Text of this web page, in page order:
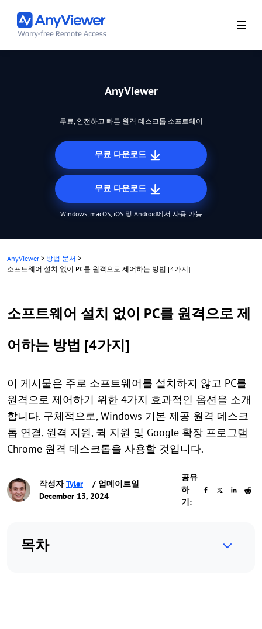
AnyViewer
무료, 안전하고 빠른 원격 데스크톱 소프트웨어
무료 다운로드
무료 다운로드
Windows, macOS, iOS 및 Android에서 사용 가능
AnyViewer > 방법 문서 >
소프트웨어 설치 없이 PC를 원격으로 제어하는 방법 [4가지]
소프트웨어 설치 없이 PC를 원격으로 제
어하는 방법 [4가지]
이 게시물은 주로 소프트웨어를 설치하지 않고 PC를
원격으로 제어하기 위한 4가지 효과적인 옵션을 소개
합니다. 구체적으로, Windows 기본 제공 원격 데스크
톱 연결, 원격 지원, 퀵 지원 및 Google 확장 프로그램
Chrome 원격 데스크톱을 사용할 것입니다.
작성자Tyler
/ 업데이트일
December 13, 2024
공유
하
기:
목차